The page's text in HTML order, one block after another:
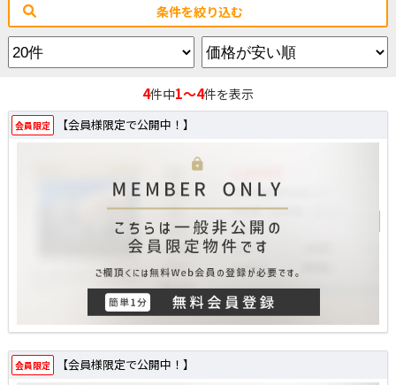
条件を絞り込む
4件中1～4件を表示
会員限定 【会員様限定で公開中！】
会員限定 【会員様限定で公開中！】